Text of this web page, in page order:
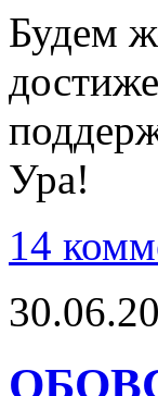
Будем
Ура!
14